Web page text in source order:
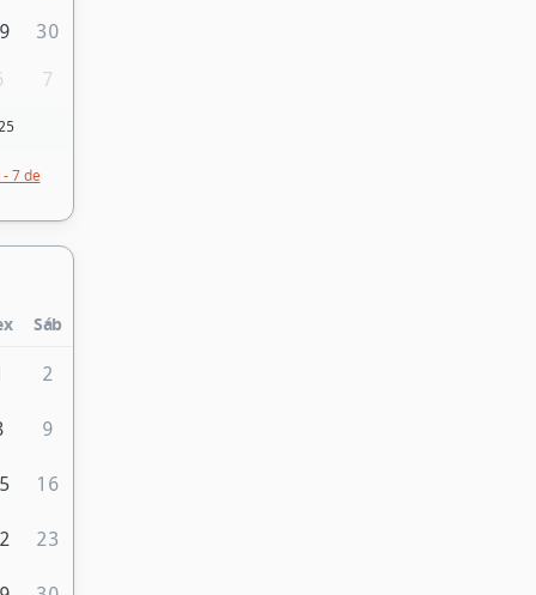
30
7
7 de
Sáb
2
9
16
23